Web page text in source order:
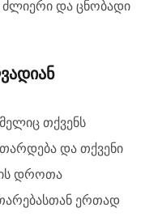
და ცნობადი
თქვენს
და თქვენი
დროთა
ერთად